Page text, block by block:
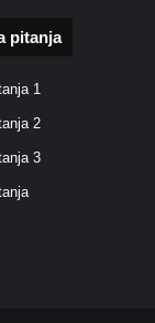
pitanja
1
2
3